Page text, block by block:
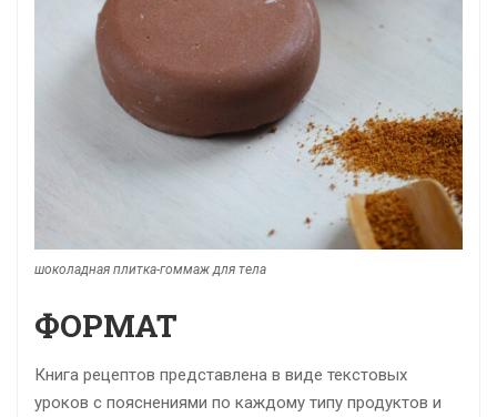
шоколадная плитка-гоммаж для тела
ФОРМАТ
Книга рецептов представлена в виде текстовых
уроков с пояснениями по каждому типу продуктов и